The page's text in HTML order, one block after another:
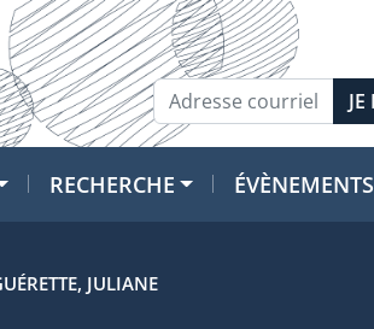
RECHERCHE ÉVÈNEMENTS
JULIANE